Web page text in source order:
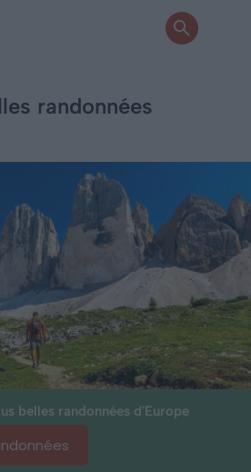
randonnées
belles randonnées d'Europe